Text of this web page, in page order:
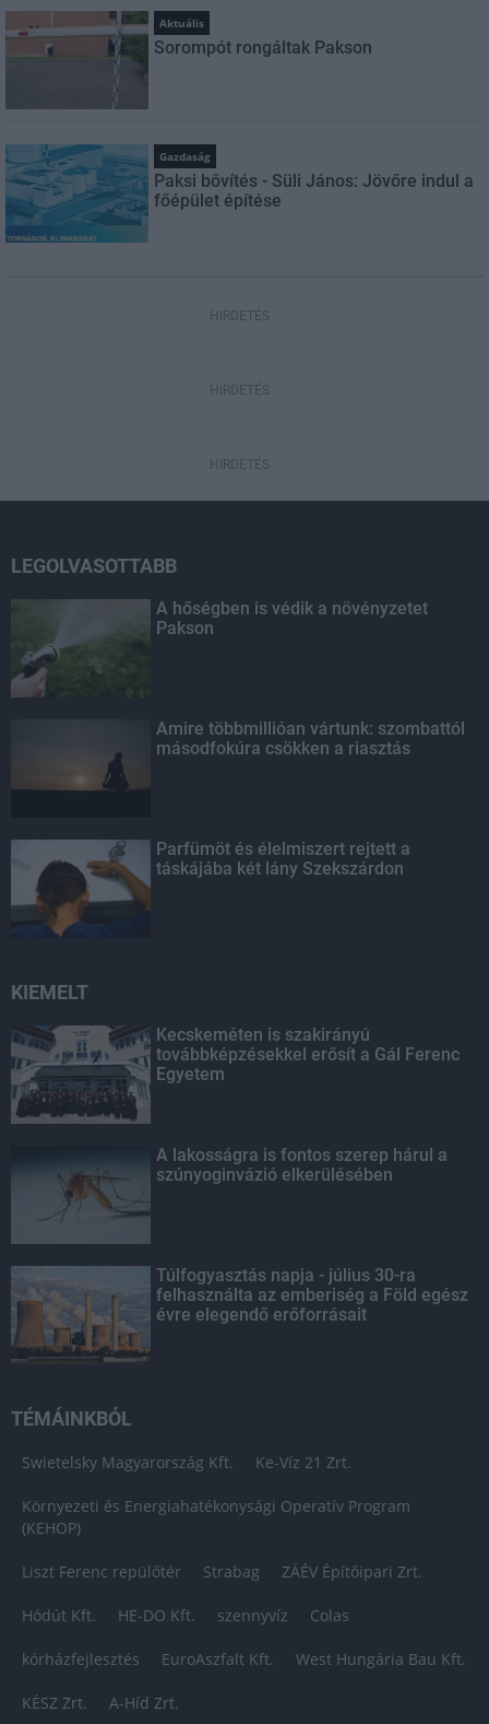
Aktuális
Sorompót rongáltak Pakson
Gazdaság
Paksi bővítés - Süli János: Jövőre indul a
főépület építése
HIRDETÉS
HIRDETÉS
HIRDETÉS
LEGOLVASOTTABB
A hőségben is védik a növényzetet
Pakson
Amire többmillióan vártunk: szombattól
másodfokúra csökken a riasztás
Parfümöt és élelmiszert rejtett a
táskájába két lány Szekszárdon
KIEMELT
Kecskeméten is szakirányú
továbbképzésekkel erősít a Gál Ferenc
Egyetem
A lakosságra is fontos szerep hárul a
szúnyoginvázió elkerülésében
Túlfogyasztás napja - július 30-ra
felhasználta az emberiség a Föld egész
évre elegendő erőforrásait
TÉMÁINKBÓL
Swietelsky Magyarország Kft. Ke-Víz 21 Zrt.
Környezeti és Energiahatékonysági Operatív Program
(KEHOP)
Liszt Ferenc repülőtér Strabag ZÁÉV Építőipari Zrt.
Hódút Kft. HE-DO Kft. szennyvíz Colas
kórházfejlesztés EuroAszfalt Kft. West Hungária Bau Kft.
KÉSZ Zrt. A-Híd Zrt.